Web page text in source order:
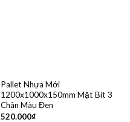
Pallet Nhựa Mới
1200x1000x150mm Mặt Bít 3
Chân Màu Đen
520.000₫